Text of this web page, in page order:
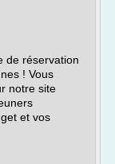
de réservation
! Vous
notre site
et vos